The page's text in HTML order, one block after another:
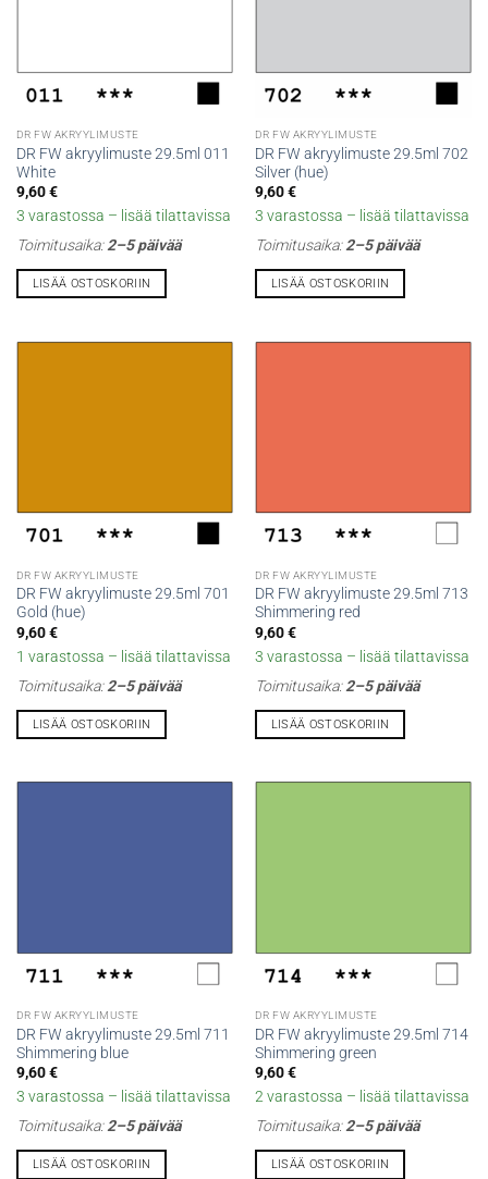
DR FW AKRYYLIMUSTE
DR FW akryylimuste 29.5ml 011
White
9,60€
3 varastossa – lisää tilattavissa
Toimitusaika:2–5 päivää
LISÄÄ OSTOSKORIIN
DR FW AKRYYLIMUSTE
DR FW akryylimuste 29.5ml 702
Silver (hue)
9,60€
3 varastossa – lisää tilattavissa
Toimitusaika:2–5 päivää
LISÄÄ OSTOSKORIIN
DR FW AKRYYLIMUSTE
DR FW akryylimuste 29.5ml 701
Gold (hue)
9,60€
1 varastossa – lisää tilattavissa
Toimitusaika:2–5 päivää
LISÄÄ OSTOSKORIIN
DR FW AKRYYLIMUSTE
DR FW akryylimuste 29.5ml 713
Shimmering red
9,60€
3 varastossa – lisää tilattavissa
Toimitusaika:2–5 päivää
LISÄÄ OSTOSKORIIN
DR FW AKRYYLIMUSTE
DR FW akryylimuste 29.5ml 711
Shimmering blue
9,60€
3 varastossa – lisää tilattavissa
Toimitusaika:2–5 päivää
LISÄÄ OSTOSKORIIN
DR FW AKRYYLIMUSTE
DR FW akryylimuste 29.5ml 714
Shimmering green
9,60€
2 varastossa – lisää tilattavissa
Toimitusaika:2–5 päivää
LISÄÄ OSTOSKORIIN